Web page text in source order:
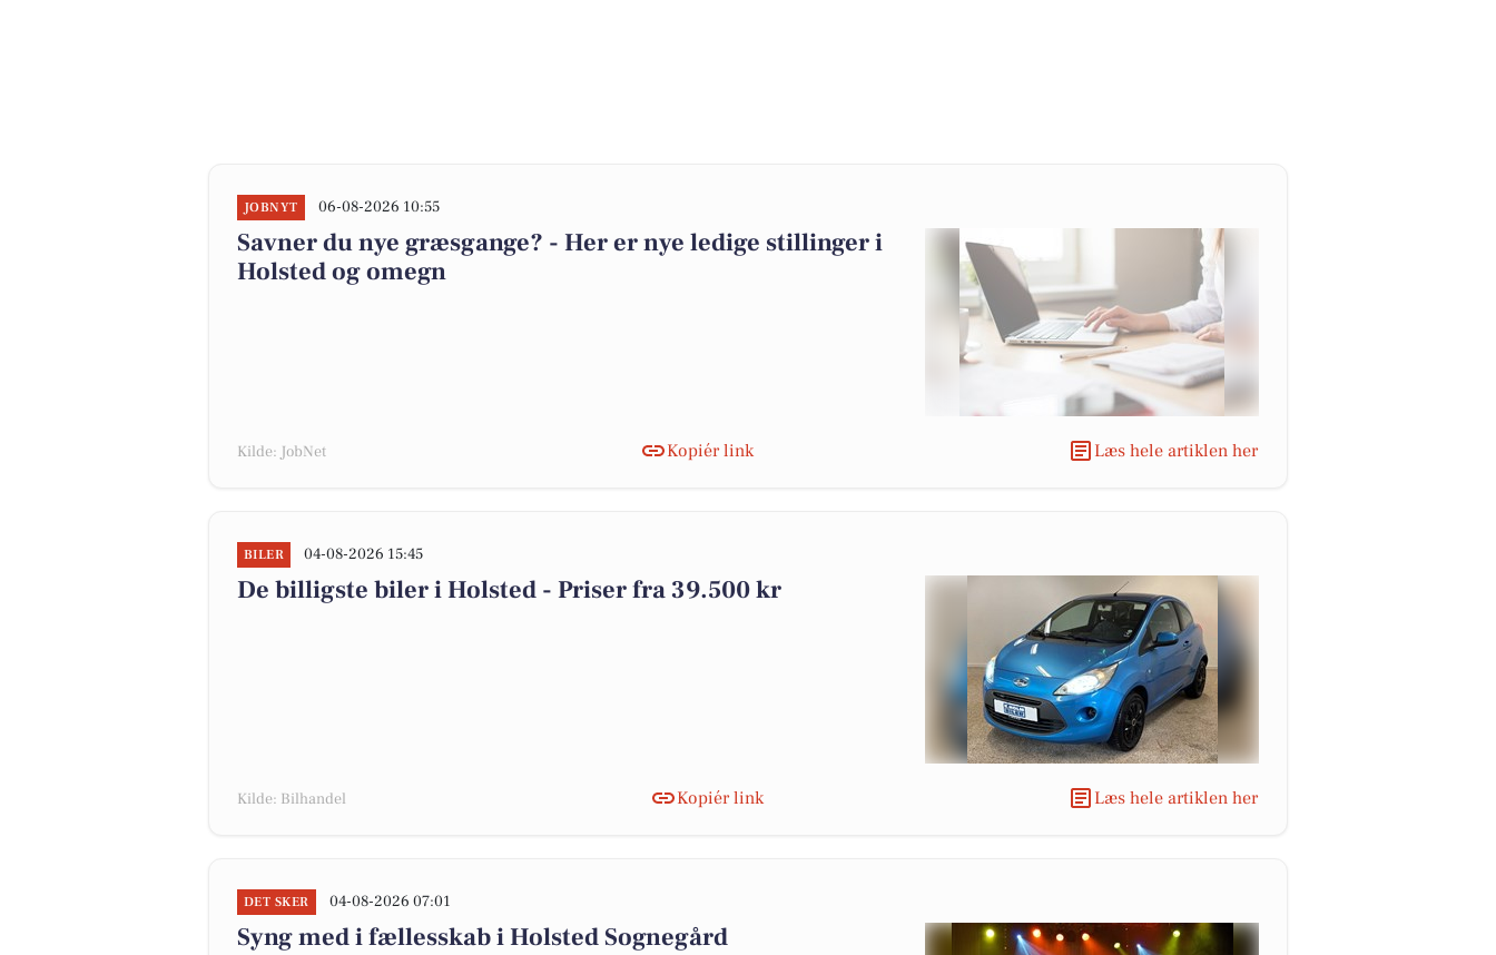
JOBNYT 06-08-2026 10:55
Savner du nye græsgange? - Her er nye ledige stillinger i
Holsted og omegn
Kilde: JobNet Kopiér link Læs hele artiklen her
BILER 04-08-2026 15:45
De billigste biler i Holsted - Priser fra 39.500 kr
Kilde: Bilhandel Kopiér link Læs hele artiklen her
DET SKER 04-08-2026 07:01
Syng med i fællesskab i Holsted Sognegård